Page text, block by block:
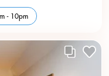
- 10pm